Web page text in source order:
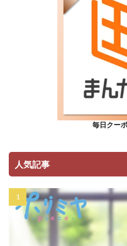
毎日クー
人気記事